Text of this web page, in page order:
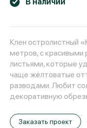
Клен остролистный
метров, с красивыми
листьями, которые
чаще жёлтоватые
разводами. Любит
декоративную
Заказать проект